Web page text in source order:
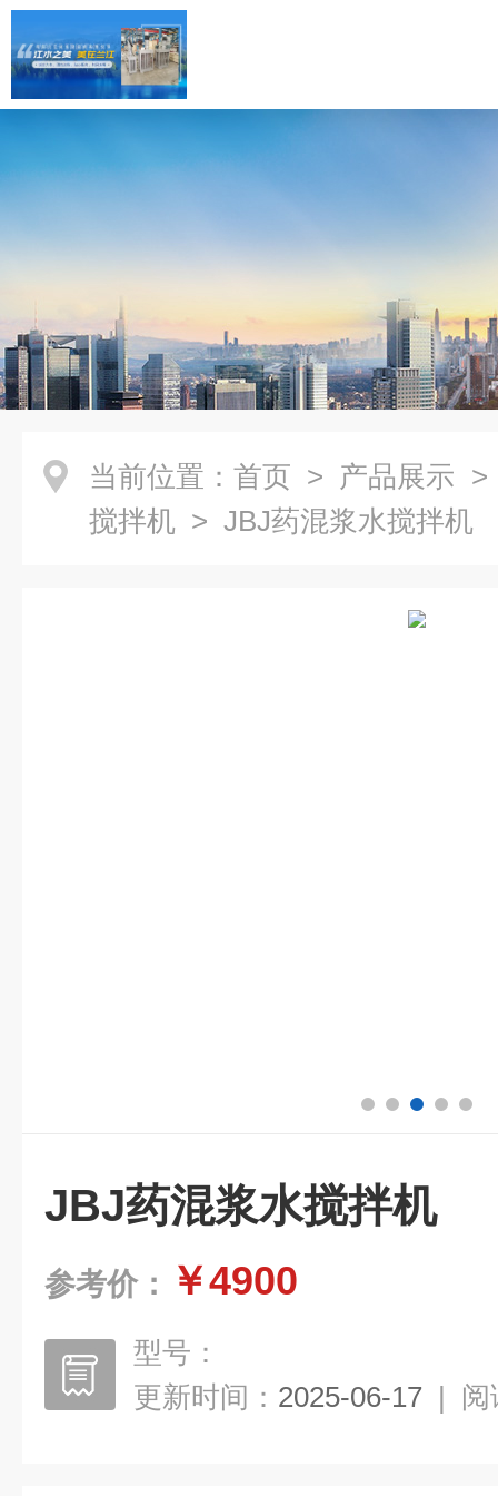
当前位置： 首页 > 产品展示
搅拌机 > JBJ药混浆水搅拌机
JBJ药混浆水搅拌机
参考价： ￥4900
型号：
更新时间： 2025-06-17 | 阅